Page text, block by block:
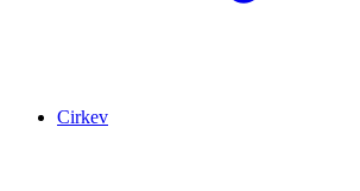
Cirkev